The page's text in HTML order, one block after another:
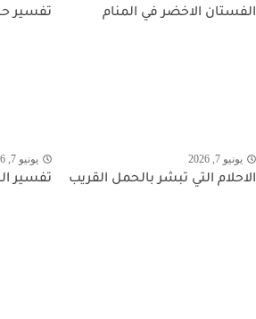
الفستان الاخضر في المنام تفسير
يونيو 7, 2026
الاحلام التي تبشر بالحمل القريب
يونيو 7, 2026
تفسير